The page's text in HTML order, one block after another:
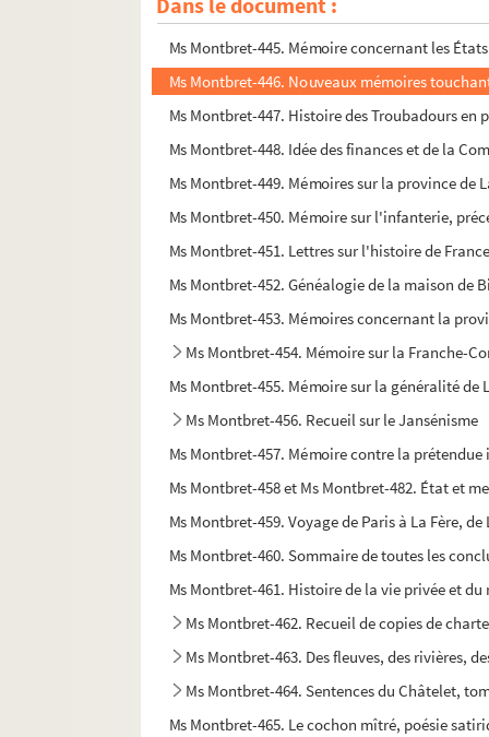
Ms Montbret-444. Recueil
Ms Montbret-445. Mémoire concernant les
Ms Montbret-446. Nouveaux mémoires
Ms Montbret-447. Histoire des Troubadours en
Ms Montbret-448. Idée des finances et de la
Ms Montbret-449. Mémoires sur la province de
Ms Montbret-450. Mémoire sur l'infanterie,
Ms Montbret-451. Lettres sur l'histoire de
Ms Montbret-452. Généalogie de la maison de
Ms Montbret-453. Mémoires concernant la
Ms Montbret-454. Mémoire sur la Franche-
Ms Montbret-455. Mémoire sur la généralité de
Ms Montbret-456. Recueil sur le Jansénisme
Ms Montbret-457. Mémoire contre la
Ms Montbret-458 et Ms Montbret-482. État et
Ms Montbret-459. Voyage de Paris à La Fère,
Ms Montbret-460. Sommaire de toutes les
Ms Montbret-461. Histoire de la vie privée et
Ms Montbret-462. Recueil de copies de
Ms Montbret-463. Des fleuves, des rivières,
Ms Montbret-464. Sentences du Châtelet,
Ms Montbret-465. Le cochon mîtré, poésie